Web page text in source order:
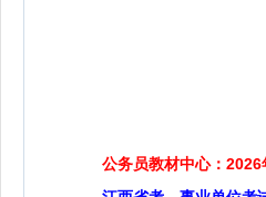
公务员教材中心：